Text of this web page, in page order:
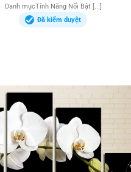
Danh mụcTính Năng Nổi Bật [...]
Đã kiểm duyệt